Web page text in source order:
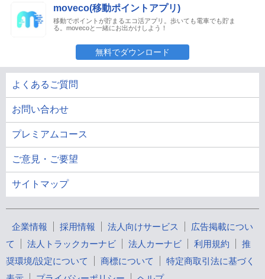
moveco(移動ポイントアプリ)
移動でポイントが貯まるエコ活アプリ。歩いても電車でも貯ま
る。movecoと一緒にお出かけしよう！
無料でダウンロード
よくあるご質問
お問い合わせ
プレミアムコース
ご意見・ご要望
サイトマップ
企業情報 採用情報 法人向けサービス
広告掲載につい
て
法人トラックカーナビ 法人カーナビ 利用規約
推
奨環境/設定について
商標について
特定商取引法に基づく